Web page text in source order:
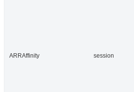
ARRAffinity session